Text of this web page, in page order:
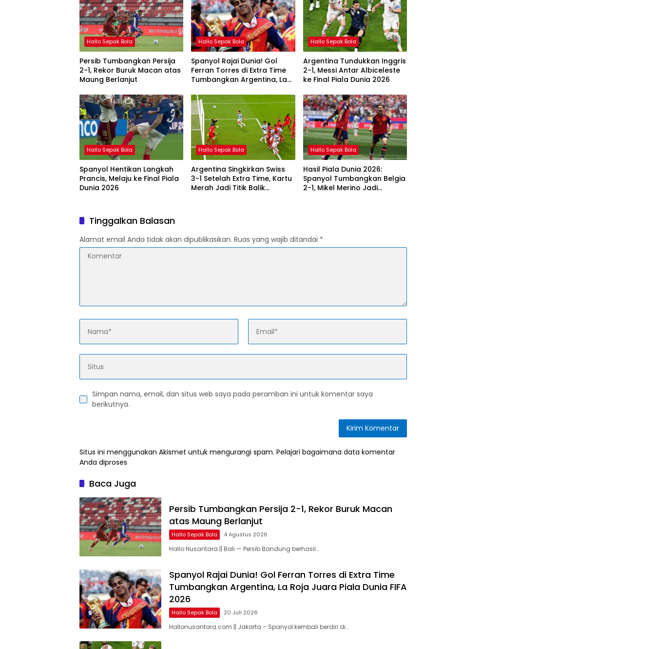
Hallo Sepak Bola
Persib Tumbangkan Persija
2-1, Rekor Buruk Macan atas
Maung Berlanjut
Hallo Sepak Bola
Spanyol Rajai Dunia! Gol
Ferran Torres di Extra Time
Tumbangkan Argentina, La
2026
Hallo Sepak Bola
Argentina Tundukkan Inggris
2-1, Messi Antar Albiceleste
ke Final Piala Dunia 2026
Hallo Sepak Bola
Spanyol Hentikan Langkah
Prancis, Melaju ke Final Piala
Dunia 2026
Hallo Sepak Bola
Argentina Singkirkan Swiss
3-1 Setelah Extra Time, Kartu
Merah Jadi Titik Balik
Hallo Sepak Bola
Hasil Piala Dunia 2026:
Spanyol Tumbangkan Belgia
2-1, Mikel Merino Jadi
Tinggalkan Balasan
Alamat email Anda tidak akan dipublikasikan. Ruas yang wajib ditandai *
Simpan nama, email, dan situs web saya pada peramban ini untuk komentar saya
berikutnya.
Situs ini menggunakan Akismet untuk mengurangi spam. Pelajari bagaimana data komentar
Anda diproses
Baca Juga
Persib Tumbangkan Persija 2-1, Rekor Buruk Macan
atas Maung Berlanjut
Hallo Sepak Bola 4 Agustus 2026
Hallo Nusantara || Bali — Persib Bandung berhasil…
Spanyol Rajai Dunia! Gol Ferran Torres di Extra Time
Tumbangkan Argentina, La Roja Juara Piala Dunia FIFA
2026
Hallo Sepak Bola 20 Juli 2026
Hallonusantara.com || Jakarta – Spanyol kembali berdiri di…